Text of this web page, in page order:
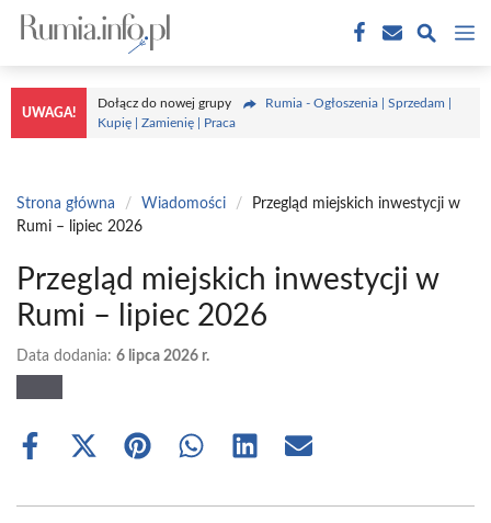
Przejdź
treści
UWAGA!
Dołącz do nowej grupy
Rumia - Ogłoszenia | Sprzedam |
Kupię | Zamienię | Praca
Strona główna / Wiadomości /
Przegląd miejskich inwestycji w
Rumi – lipiec 2026
Przegląd miejskich inwestycji w
Rumi – lipiec 2026
Data dodania: 6 lipca 2026 r.
Share
Share
(Twitter)
Share Share Share Share